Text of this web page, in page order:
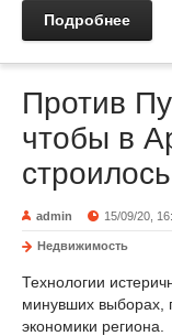
Подробнее
Против
чтобы в
admin 15/09/20,
Недвижимость
Технологии
минувших выборах,
экономики региона.